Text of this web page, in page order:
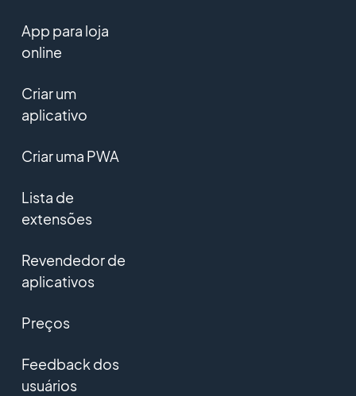
App para loja
online
Criar um
aplicativo
Criar uma PWA
Lista de
extensões
Revendedor de
aplicativos
Preços
Feedback dos
usuários